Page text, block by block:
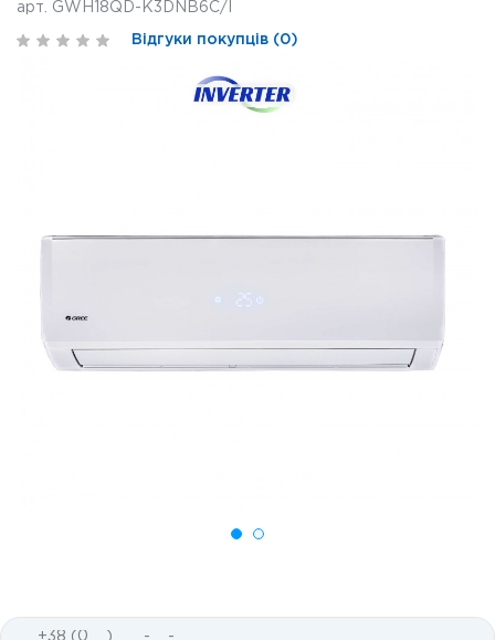
арт. GWH18QD-K3DNB6C/I
Відгуки покупців (0)